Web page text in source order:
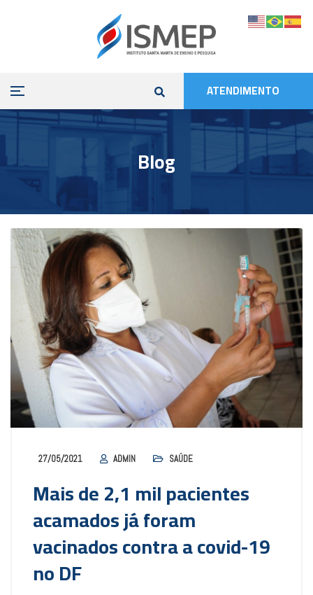
ATENDIMENTO
Blog
27/05/2021 ADMIN SAÚDE
Mais de 2,1 mil pacientes
acamados já foram
vacinados contra a covid-19
no DF